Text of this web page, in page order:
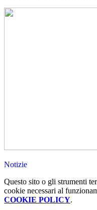
Notizie
Questo sito o gli strumenti
cookie necessari al
COOKIE POLICY.